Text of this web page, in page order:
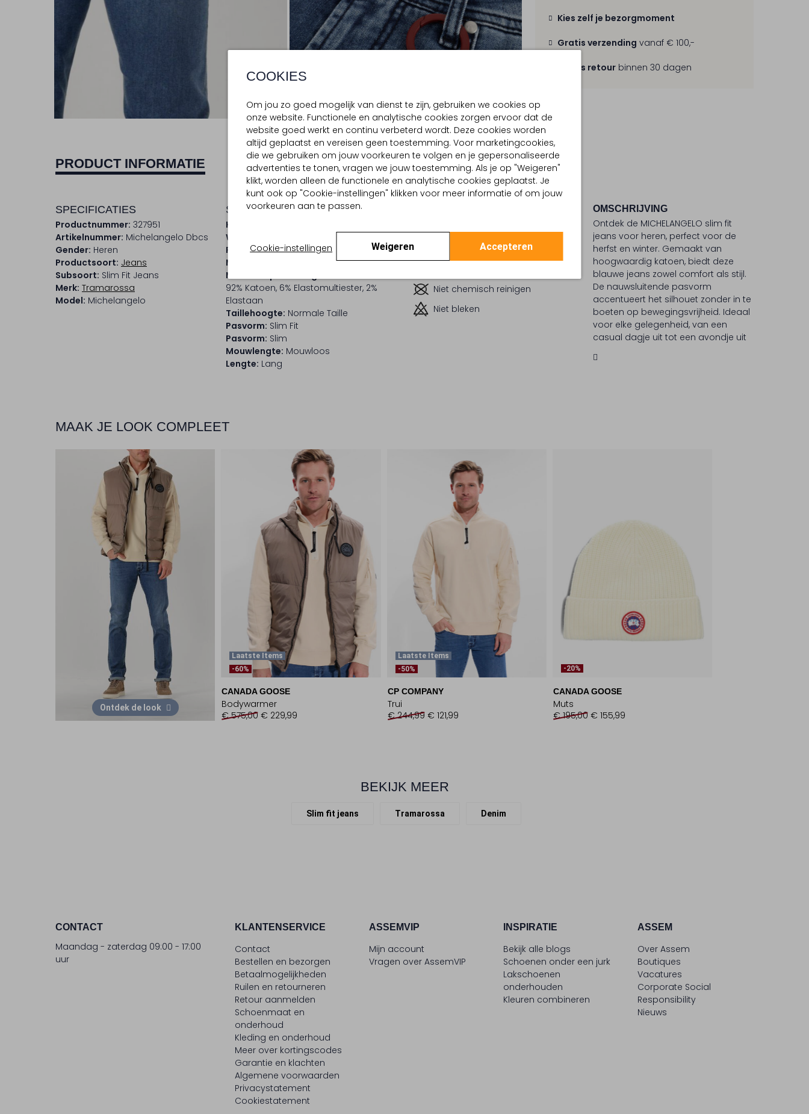
COOKIES
Om jou zo goed mogelijk van dienst te zijn, gebruiken we cookies op
onze website. Functionele en analytische cookies zorgen ervoor dat de
website goed werkt en continu verbeterd wordt. Deze cookies worden
altijd geplaatst en vereisen geen toestemming. Voor marketingcookies,
die we gebruiken om jouw voorkeuren te volgen en je gepersonaliseerde
advertenties te tonen, vragen we jouw toestemming. Als je op "Weigeren"
klikt, worden alleen de functionele en analytische cookies geplaatst. Je
kunt ook op "Cookie-instellingen" klikken voor meer informatie of om jouw
voorkeuren aan te passen.
Cookie-instellingen Weigeren Accepteren
Kies zelf je bezorgmoment
Gratis verzending vanaf € 100,-
Gratis retour binnen 30 dagen
PRODUCT INFORMATIE BEZORGEN & RETOURNEREN
SPECIFICATIES
Productnummer: 327951
Artikelnummer: Michelangelo Dbcs
Gender: Heren
Productsoort: Jeans
Subsoort: Slim Fit Jeans
Merk: Tramarossa
Model: Michelangelo
SAMENSTELLING & PASVORM
Kleur:
Wassing:
Patroon: Effen
Materiaal:
Materiaalpercentages:
92% Katoen, 6% Elastomultiester, 2%
Elastaan
Taillehoogte: Normale Taille
Pasvorm: Slim Fit
Pasvorm: Slim
Mouwlengte: Mouwloos
Lengte: Lang
Normaal wassen op 30 °C
Strijken op maximaal 110 °C
Niet chemisch reinigen
Niet bleken
OMSCHRIJVING
Ontdek de MICHELANGELO slim fit
jeans voor heren, perfect voor de
herfst en winter. Gemaakt van
hoogwaardig katoen, biedt deze
blauwe jeans zowel comfort als stijl.
De nauwsluitende pasvorm
accentueert het silhouet zonder in te
boeten op bewegingsvrijheid. Ideaal
voor elke gelegenheid, van een
casual dagje uit tot een avondje uit
zijn vakmanschap en oog voor
MAAK JE LOOK COMPLEET
Ontdek de look
Laatste Items
-60%
CANADA GOOSE
Bodywarmer
€ 575,00 € 229,99
Laatste Items
-50%
CP COMPANY
Trui
€ 244,99 € 121,99
-20%
CANADA GOOSE
Muts
€ 195,00 € 155,99
BEKIJK MEER
Slim fit jeans Tramarossa Denim
CONTACT
Maandag - zaterdag 09:00 - 17:00
uur
KLANTENSERVICE
Contact
Bestellen en bezorgen
Betaalmogelijkheden
Ruilen en retourneren
Retour aanmelden
Schoenmaat en
onderhoud
Kleding en onderhoud
Meer over kortingscodes
Garantie en klachten
Algemene voorwaarden
Privacystatement
Cookiestatement
ASSEMVIP
Mijn account
Vragen over AssemVIP
INSPIRATIE
Bekijk alle blogs
Schoenen onder een jurk
Lakschoenen
onderhouden
Kleuren combineren
ASSEM
Over Assem
Boutiques
Vacatures
Corporate Social
Responsibility
Nieuws